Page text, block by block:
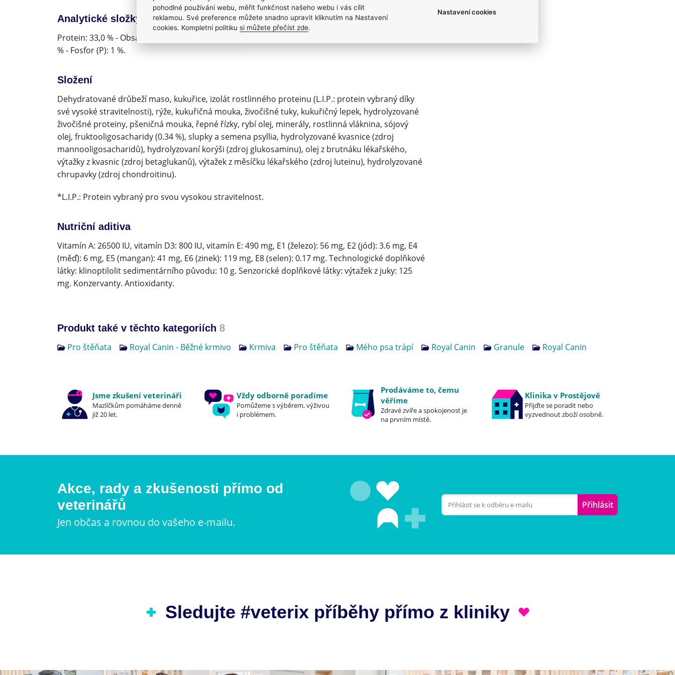
Analytické složky
Protein: 33,0 % - Obsah tuku: 14,0 % - Hrubý popel: 6,9 % - Hrubá vláknina: 1,7 % - Vápník (Ca): 1,25
% - Fosfor (P): 1 %.
Složení
Dehydratované drůbeží maso, kukuřice, izolát rostlinného proteinu (L.I.P.: protein vybraný díky
své vysoké stravitelnosti), rýže, kukuřičná mouka, živočišné tuky, kukuřičný lepek, hydrolyzované
živočišné proteiny, pšeničná mouka, řepné řízky, rybí olej, minerály, rostlinná vláknina, sójový
olej, fruktooligosacharidy (0.34 %), slupky a semena psyllia, hydrolyzované kvasnice (zdroj
mannooligosacharidů), hydrolyzovaní korýši (zdroj glukosaminu), olej z brutnáku lékařského,
výtažky z kvasnic (zdroj betaglukanů), výtažek z měsíčku lékařského (zdroj luteinu), hydrolyzované
chrupavky (zdroj chondroitinu).
*L.I.P.: Protein vybraný pro svou vysokou stravitelnost.
Nutriční aditiva
Vitamín A: 26500 IU, vitamín D3: 800 IU, vitamín E: 490 mg, E1 (železo): 56 mg, E2 (jód): 3.6 mg, E4
(měď): 6 mg, E5 (mangan): 41 mg, E6 (zinek): 119 mg, E8 (selen): 0.17 mg. Technologické doplňkové
látky: klinoptilolit sedimentárního původu: 10 g. Senzorické doplňkové látky: výtažek z juky: 125
mg. Konzervanty. Antioxidanty.
Produkt také v těchto kategoriích 8
Pro štěňata
Royal Canin - Běžné krmivo Krmiva Pro štěňata Mého psa trápí Royal Canin Granule Royal Canin
Jsme zkušení veterináři
Mazlíčkům pomáháme denně
již 20 let.
Vždy odborně poradíme
Pomůžeme s výběrem, výživou
i problémem.
Prodáváme to, čemu
věříme
Zdravé zvíře a spokojenost je
na prvním místě.
Klinika v Prostějově
Přijďte se poradit nebo
vyzvednout zboží osobně.
Akce, rady a zkušenosti přímo od
veterinářů
Jen občas a rovnou do vašeho e-mailu.
Přihlásit
Sledujte #veterix příběhy přímo z kliniky
pohodlné používání webu, měřit funkčnost našeho webu i vás cílit
reklamou. Své preference můžete snadno upravit kliknutím na Nastavení
cookies. Kompletní politiku si můžete přečíst zde.
Nastavení cookies